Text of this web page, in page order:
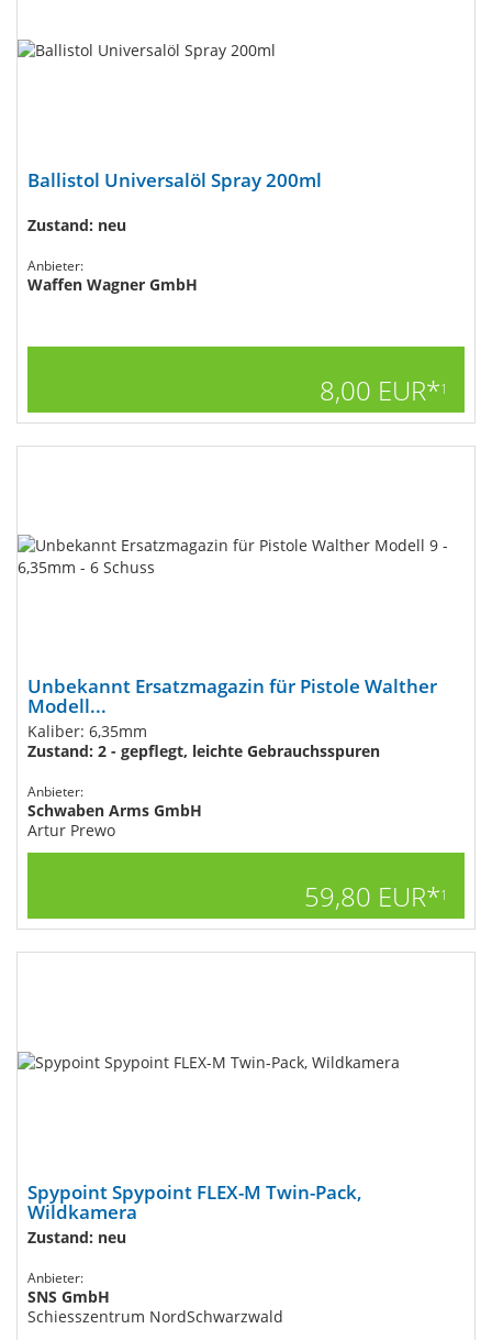
Ballistol Universalöl Spray 200ml
Zustand: neu
Anbieter:
Waffen Wagner GmbH
8,00 EUR*1
Unbekannt Ersatzmagazin für Pistole Walther
Modell...
Kaliber: 6,35mm
Zustand: 2 - gepflegt, leichte Gebrauchsspuren
Anbieter:
Schwaben Arms GmbH
Artur Prewo
59,80 EUR*1
Spypoint Spypoint FLEX-M Twin-Pack,
Wildkamera
Zustand: neu
Anbieter:
SNS GmbH
Schiesszentrum NordSchwarzwald